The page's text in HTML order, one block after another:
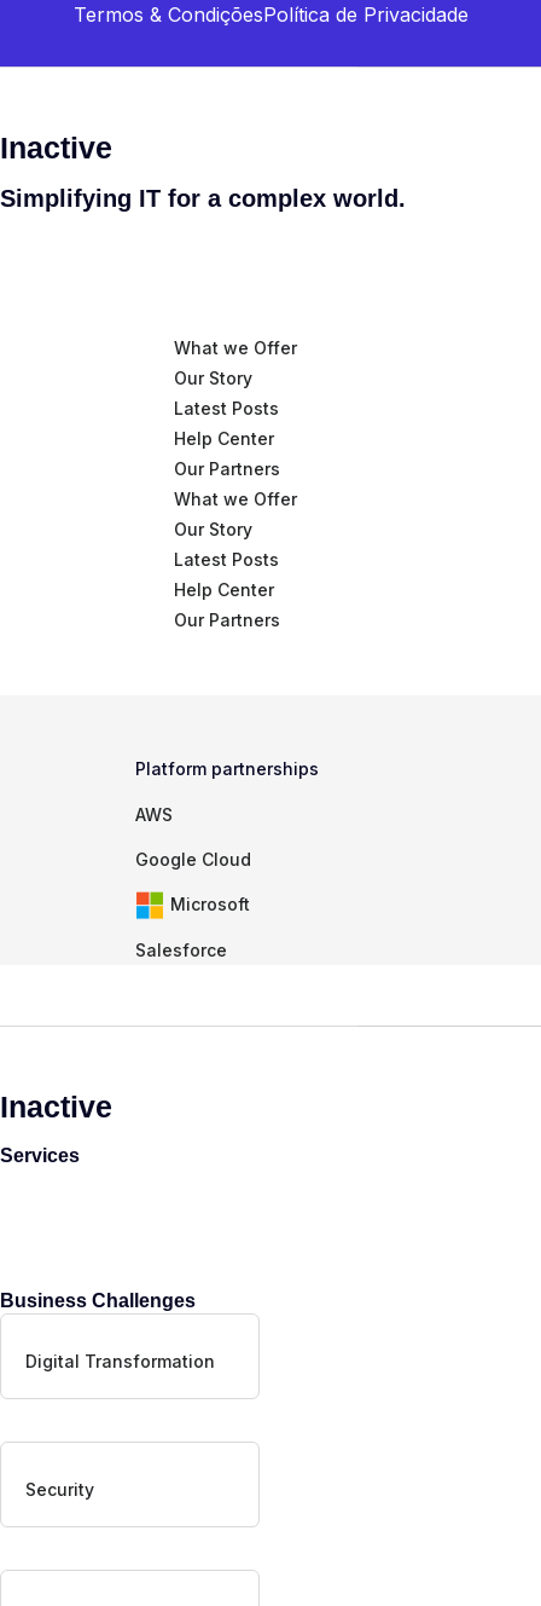
Termos & CondiçõesPolítica de Privacidade
Inactive
Simplifying IT for a complex world.
What we Offer
Our Story
Latest Posts
Help Center
Our Partners
What we Offer
Our Story
Latest Posts
Help Center
Our Partners
Platform partnerships
AWS
Google Cloud
Microsoft
Salesforce
Inactive
Services
Business Challenges
Digital Transformation
Security